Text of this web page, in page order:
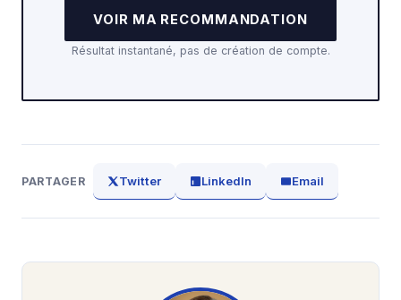
VOIR MA RECOMMANDATION
Résultat instantané, pas de création de compte.
PARTAGER Twitter LinkedIn Email